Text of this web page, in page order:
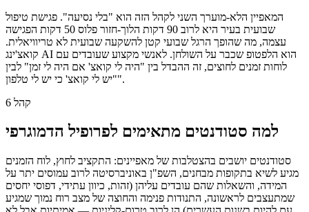
המאפיין הלא-מוערך השני לקהל הזה הוא "בלי נסיעה". פגישת טיפול
שבועית בעיר היא לרוב 90 דקות הלוך-חזור פלוס 50 דקות הפגישה
עצמה, מה שהופך הרגל שבועי קטן להשקעה שבועית לא טריוויאלית.
קואצ'ינג AI הוא הלפטופ שכבר על השולחן. לאנשי מקצוע שעובדים עם
לוחות זמנים לחוצים, זה ההבדל בין "היה לי קואצ' אם היה לי זמן" לבין
"יש לי קואצ' כי יש לי טלפון".
קהל 6
למה סטודנטים מתאימים לפרופיל הדמוגרפי
סטודנטים יושבים בהצטלבות של מאפיינים: התקציב לחוץ, לוח הזמנים
מגיע לשיא בתקופות מבחנים, השפ"ן באוניברסיטה לרוב עמוסים יתר על
המידה, והשאלות שהם עובדים עליהן (זהות, כיוון עתידי, דפוסי יחסים
שמתעצבים לראשונה, התנודות פנימה והחוצה של מצב רוח נמוך שמגיע